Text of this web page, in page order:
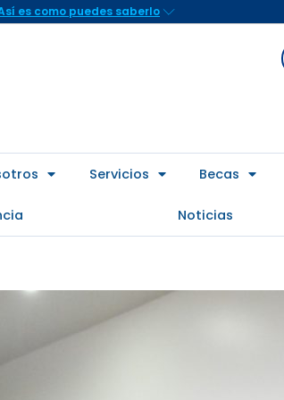
es como puedes saberlo
Servicios Becas
Noticias